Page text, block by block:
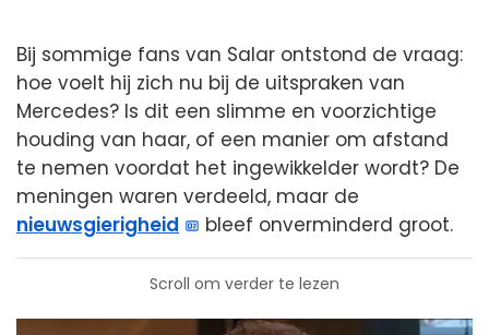
Bij sommige fans van Salar ontstond de vraag:
hoe voelt hij zich nu bij de uitspraken van
Mercedes? Is dit een slimme en voorzichtige
houding van haar, of een manier om afstand
te nemen voordat het ingewikkelder wordt? De
meningen waren verdeeld, maar de
nieuwsgierigheid
bleef onverminderd groot.
Scroll om verder te lezen